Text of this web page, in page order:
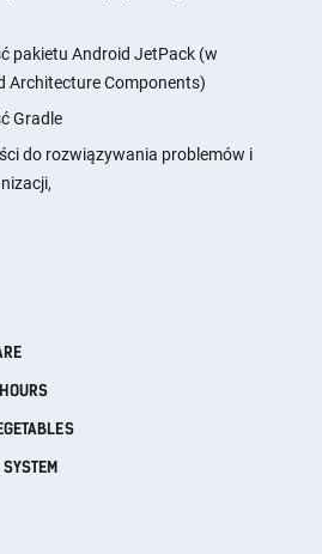
pakietu Android JetPack (w
Architecture Components)
Gradle
do rozwiązywania problemów i